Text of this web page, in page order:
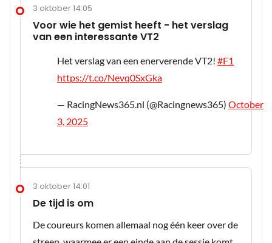
3 oktober 14:05
Voor wie het gemist heeft - het verslag
van een interessante VT2
Het verslag van een enerverende VT2! #F1
https://t.co/Nevq0SxGka
— RacingNews365.nl (@Racingnews365) October
3, 2025
3 oktober 14:01
De tijd is om
De coureurs komen allemaal nog één keer over de